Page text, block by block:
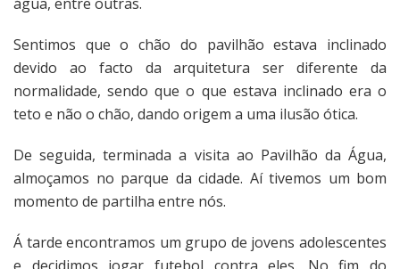
Sentimos que o chão do pavilhão estava inclinado
devido ao facto da arquitetura ser diferente da
normalidade, sendo que o que estava inclinado era o
teto e não o chão, dando origem a uma ilusão ótica.
De seguida, terminada a visita ao Pavilhão da Água,
almoçamos no parque da cidade. Aí tivemos um bom
momento de partilha entre nós.
Á tarde encontramos um grupo de jovens adolescentes